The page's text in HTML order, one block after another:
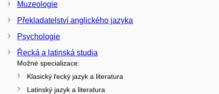
Muzeologie
Překladatelství anglického jazyka
Psychologie
Řecká a latinská studia
Možné specializace:
Klasický řecký jazyk a literatura
Latinský jazyk a literatura